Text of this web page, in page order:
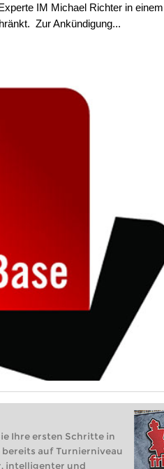
IM Michael Richter in
Zur Ankündigung...
Ihre ersten Schritte in
auf Turnierniveau
intelligenter und